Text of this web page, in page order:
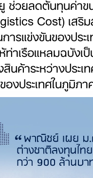
Cost) เสริ
ารแข่งขันของประ
าเรือแหลมฉบังเป็
นค้าระหว่างประเ
องประเทศในภูมิภา